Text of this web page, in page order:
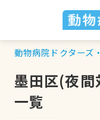
動物病院ドクターズ
墨田区(夜
一覧